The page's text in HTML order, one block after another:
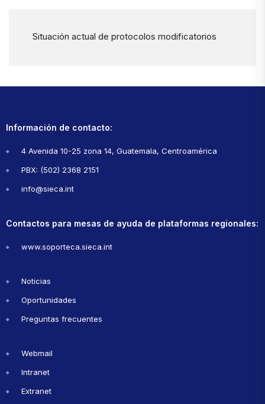
Situación actual de protocolos modificatorios
Información de contacto:
4 Avenida 10-25 zona 14, Guatemala, Centroamérica
PBX: (502) 2368 2151
info@sieca.int
Contactos para mesas de ayuda de plataformas regionales:
www.soporteca.sieca.int
Noticias
Oportunidades
Preguntas frecuentes
Webmail
Intranet
Extranet